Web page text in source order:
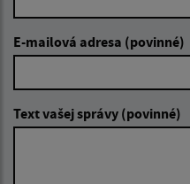
E-mailová adresa (povinné)
Text vašej správy (povinné)